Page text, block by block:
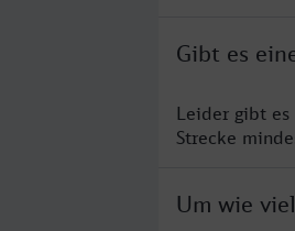
Gibt es
Leider gibt es
Strecke
Um wie